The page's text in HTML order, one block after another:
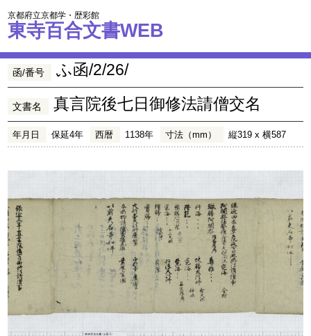
京都府立京都学・歴彩館
東寺百合文書WEB
函/番号 ふ函/2/26/
文書名 真言院後七日御修法請僧交名
年月日 保延4年 西暦 1138年 寸法（mm） 縦319 x 横587